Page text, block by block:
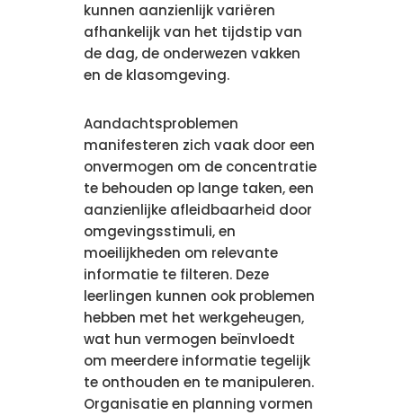
kunnen aanzienlijk variëren
afhankelijk van het tijdstip van
de dag, de onderwezen vakken
en de klasomgeving.
Aandachtsproblemen
manifesteren zich vaak door een
onvermogen om de concentratie
te behouden op lange taken, een
aanzienlijke afleidbaarheid door
omgevingsstimuli, en
moeilijkheden om relevante
informatie te filteren. Deze
leerlingen kunnen ook problemen
hebben met het werkgeheugen,
wat hun vermogen beïnvloedt
om meerdere informatie tegelijk
te onthouden en te manipuleren.
Organisatie en planning vormen